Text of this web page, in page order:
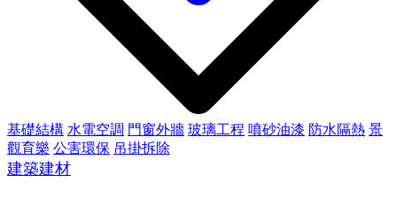
基礎結構 水電空調 門窗外牆 玻璃工程 噴砂油漆 防水隔熱 景
觀育樂 公害環保 吊掛拆除
建築建材